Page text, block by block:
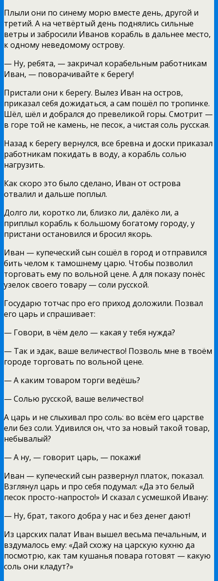
Плыли они по синему морю вместе день, другой и
третий. А на четвёртый день поднялись сильные
ветры и забросили Иванов корабль в дальнее место,
к одному неведомому острову.
— Ну, ребята, — закричал корабельным работникам
Иван, — поворачивайте к берегу!
Пристали они к берегу. Вылез Иван на остров,
приказал себя дожидаться, а сам пошёл по тропинке.
Шёл, шёл и добрался до превеликой горы. Смотрит —
в горе той не камень, не песок, а чистая соль русская.
Назад к берегу вернулся, все бревна и доски приказал
работникам покидать в воду, а корабль солью
нагрузить.
Как скоро это было сделано, Иван от острова
отвалил и дальше поплыл.
Долго ли, коротко ли, близко ли, далёко ли, а
приплыл корабль к большому богатому городу, у
пристани остановился и бросил якорь.
Иван — купеческий сын сошёл в город и отправился
бить челом к тамошнему царю. Чтобы позволил
торговать ему по вольной цене. А для показу понёс
узелок своего товару — соли русской.
Государю тотчас про его приход доложили. Позвал
его царь и спрашивает:
— Говори, в чём дело — какая у тебя нужда?
— Так и эдак, ваше величество! Позволь мне в твоём
городе торговать по вольной цене.
— А каким товаром торги ведёшь?
— Солью русской, ваше величество!
А царь и не слыхивал про соль: во всём его царстве
ели без соли. Удивился он, что за новый такой товар,
небывалый?
— А ну, — говорит царь, — покажи!
Иван — купеческий сын развернул платок, показал.
Взглянул царь и про себя подумал: «Да это белый
песок просто-напросто!» И сказал с усмешкой Ивану:
— Ну, брат, такого добра у нас и без денег дают!
Из царских палат Иван вышел весьма печальным, и
вздумалось ему: «Дай схожу на царскую кухню да
посмотрю, как там кушанья повара готовят — какую
соль они кладут?»